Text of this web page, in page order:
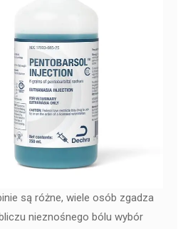
są różne, wiele osób zgadza
nieznośnego bólu wybór